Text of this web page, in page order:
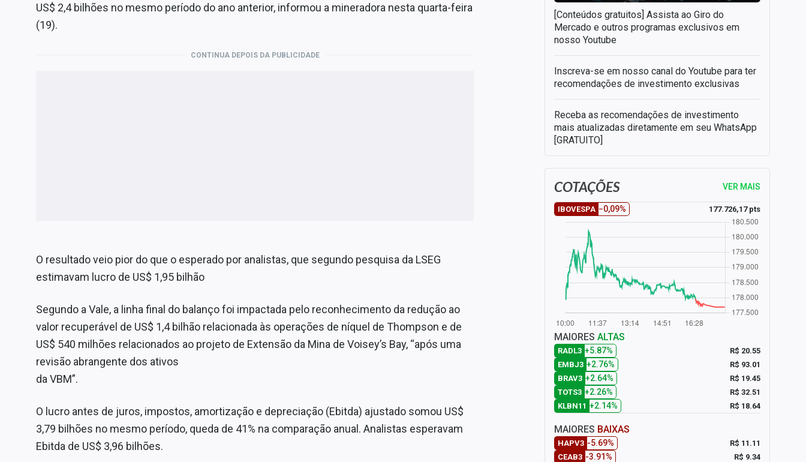
US$ 2,4 bilhões no mesmo período do ano anterior, informou a mineradora nesta quarta-feira
(19).
CONTINUA DEPOIS DA PUBLICIDADE
O resultado veio pior do que o esperado por analistas, que segundo pesquisa da LSEG
estimavam lucro de US$ 1,95 bilhão
Segundo a Vale, a linha final do balanço foi impactada pelo reconhecimento da redução ao
valor recuperável de US$ 1,4 bilhão relacionada às operações de níquel de Thompson e de
US$ 540 milhões relacionados ao projeto de Extensão da Mina de Voisey’s Bay, “após uma
revisão abrangente dos ativos
da VBM”.
O lucro antes de juros, impostos, amortização e depreciação (Ebitda) ajustado somou US$
3,79 bilhões no mesmo período, queda de 41% na comparação anual. Analistas esperavam
Ebitda de US$ 3,96 bilhões.
[Conteúdos gratuitos] Assista ao Giro do
Mercado e outros programas exclusivos em
nosso Youtube
Inscreva-se em nosso canal do Youtube para ter
recomendações de investimento exclusivas
Receba as recomendações de investimento
mais atualizadas diretamente em seu WhatsApp
[GRATUITO]
COTAÇÕES VER MAIS
IBOVESPA −0,09% 177.726,17 pts
MAIORES ALTAS
RADL3 +5.87%
R$ 20.55
EMBJ3 +2.76%
R$ 93.01
BRAV3 +2.64%
R$ 19.45
TOTS3 +2.26%
R$ 32.51
KLBN11 +2.14% R$ 18.64
MAIORES BAIXAS
HAPV3 -5.69%
R$ 11.11
CEAB3 -3.91%
R$ 9.34